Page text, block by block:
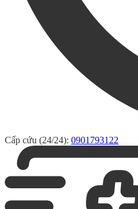
Cấp cứu (24/24): 0901793122